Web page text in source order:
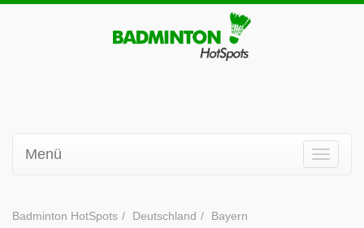
Menü
Badminton HotSpots Deutschland
Bayern